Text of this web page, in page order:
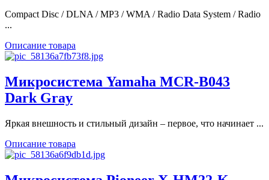
Compact Disc / DLNA / MP3 / WMA / Radio Data System / Radio
...
Описание товара
Микросистема Yamaha MCR-B043
Dark Gray
Яркая внешность и стильный дизайн – первое, что начинает ...
Описание товара